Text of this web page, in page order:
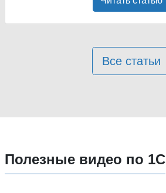
Все статьи
Полезные видео по 1С